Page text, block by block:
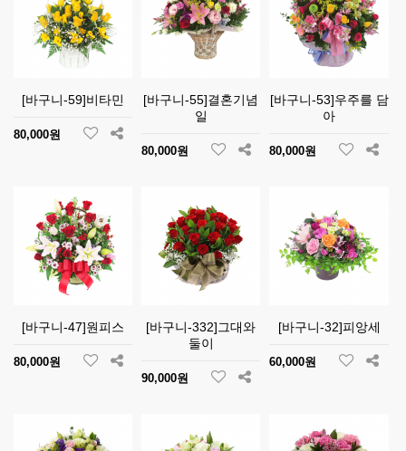
[바구니-59]비타민
80,000원
[바구니-55]결혼기념
일
80,000원
[바구니-53]우주를 담
아
80,000원
[바구니-47]원피스
80,000원
[바구니-332]그대와
둘이
90,000원
[바구니-32]피앙세
60,000원